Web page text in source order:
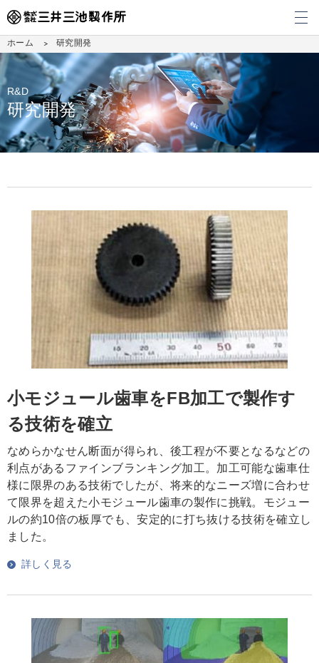
ホーム 研究開発
R&D
研究開発
小モジュール歯車をFB加工で製作す
る技術を確立
なめらかなせん断面が得られ、後工程が不要となるなどの
利点があるファインブランキング加工。加工可能な歯車仕
様に限界のある技術でしたが、将来的なニーズ増に合わせ
て限界を超えた小モジュール歯車の製作に挑戦。モジュー
ルの約10倍の板厚でも、安定的に打ち抜ける技術を確立し
ました。
詳しく見る